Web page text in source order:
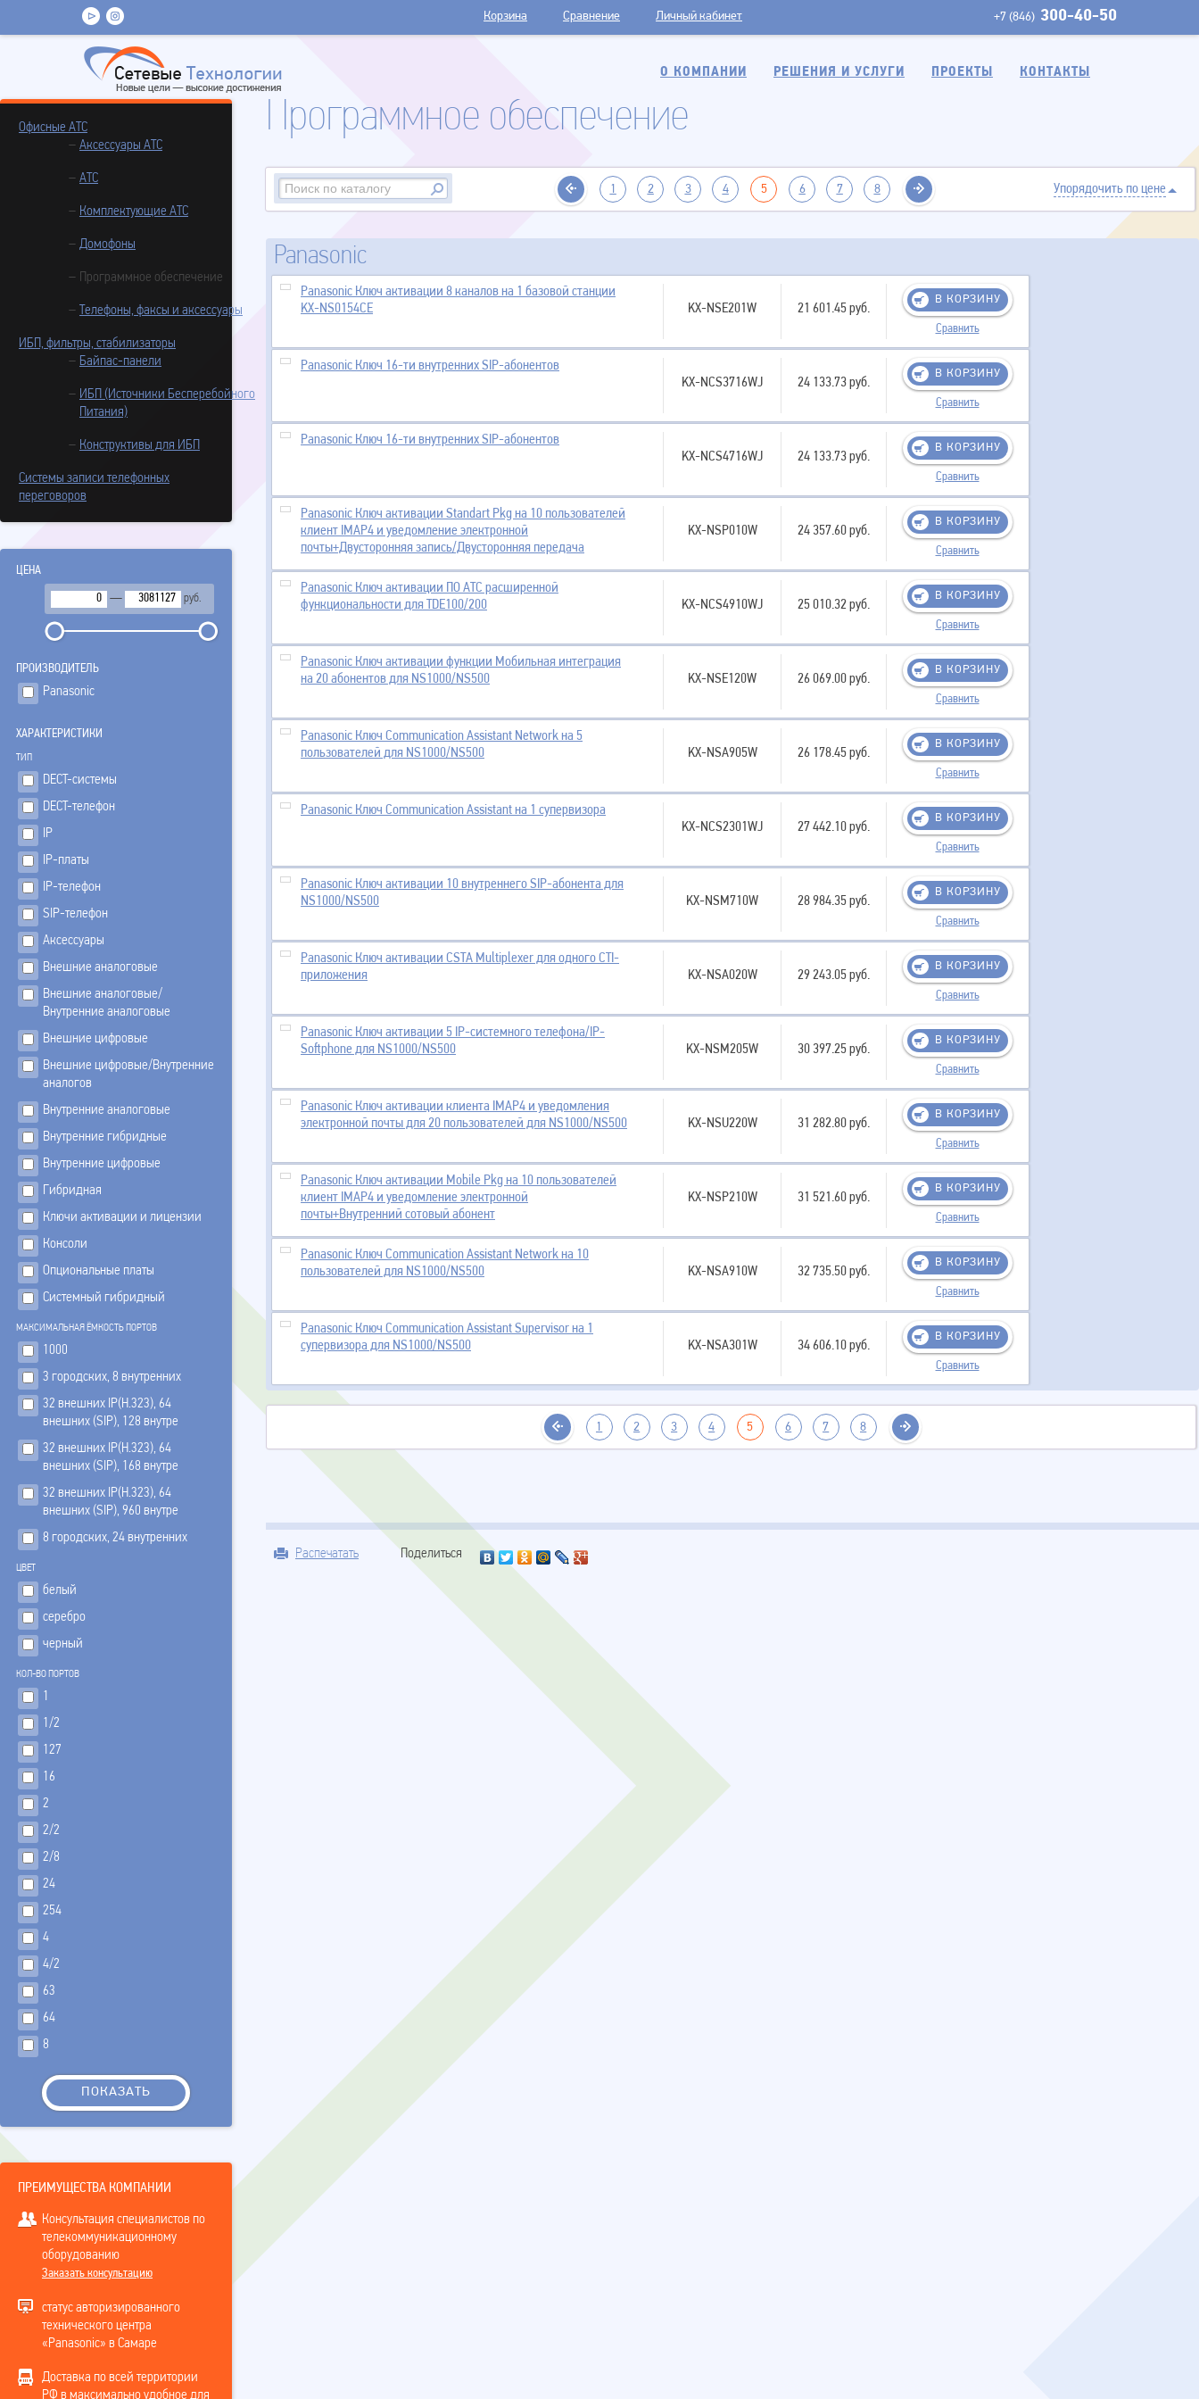
+7 (846) 300-40-50
Корзина Сравнение Личный кабинет
О КОМПАНИИ РЕШЕНИЯ И УСЛУГИ ПРОЕКТЫ КОНТАКТЫ
Офисные АТС
Аксессуары АТС
АТС
Комплектующие АТС
Домофоны
Программное обеспечение
Телефоны, факсы и аксессуары
ИБП, фильтры, стабилизаторы
Байпас-панели
ИБП (Источники Бесперебойного
Питания)
Конструктивы для ИБП
Системы записи телефонных
переговоров
ЦЕНА
— руб.
ПPОИЗВОДИТЕЛЬ
Panasonic
ХАРАКТЕРИСТИКИ
ТИП
DECT-системы
DECT-телефон
IP
IP-платы
IP-телефон
SIP-телефон
Аксессуары
Внешние аналоговые
Внешние аналоговые/
Внутренние аналоговые
Внешние цифровые
Внешние цифровые/Внутренние
аналогов
Внутренние аналоговые
Внутренние гибридные
Внутренние цифровые
Гибридная
Ключи активации и лицензии
Консоли
Опциональные платы
Системный гибридный
МАКСИМАЛЬНАЯ ЁМКОСТЬ ПОРТОВ
1000
3 городских, 8 внутренних
32 внешних IP(Н.323), 64
внешних (SIP), 128 внутре
32 внешних IP(Н.323), 64
внешних (SIP), 168 внутре
32 внешних IP(Н.323), 64
внешних (SIP), 960 внутре
8 городских, 24 внутренних
ЦВЕТ
белый
серебро
черный
КОЛ-ВО ПОРТОВ
1
1/2
127
16
2
2/2
2/8
24
254
4
4/2
63
64
8
ПРЕИМУЩЕСТВА КОМПАНИИ
Консультация специалистов по
телекоммуникационному
оборудованию
Заказать консультацию
статус авторизированного
технического центра
«Panasonic» в Самаре
Доставка по всей территории
РФ в максимально удобное для
Программное обеспечение
Упорядочить по цене
1 2 3 4 5 6 7 8
Panasonic
Panasonic Ключ активации 8 каналов на 1 базовой станции
KX-NS0154CE
KX-NSE201W 21 601.45 руб.
В КОРЗИНУ
Сравнить
Panasonic Ключ 16-ти внутренних SIP-абонентов
KX-NCS3716WJ
24 133.73 руб.
В КОРЗИНУ
Сравнить
Panasonic Ключ 16-ти внутренних SIP-абонентов
KX-NCS4716WJ
24 133.73 руб.
В КОРЗИНУ
Сравнить
Panasonic Ключ активации Standart Pkg на 10 пользователей
клиент IMAP4 и уведомление электронной
почты+Двусторонняя запись/Двусторонняя передача
KX-NSP010W 24 357.60 руб.
В КОРЗИНУ
Сравнить
Panasonic Ключ активации ПО АТС расширенной
функциональности для TDE100/200
KX-NCS4910WJ 25 010.32 руб.
В КОРЗИНУ
Сравнить
Panasonic Ключ активации функции Мобильная интеграция
на 20 абонентов для NS1000/NS500
KX-NSE120W 26 069.00 руб.
В КОРЗИНУ
Сравнить
Panasonic Ключ Communication Assistant Network на 5
пользователей для NS1000/NS500
KX-NSA905W 26 178.45 руб.
В КОРЗИНУ
Сравнить
Panasonic Ключ Communication Assistant на 1 супервизора
KX-NCS2301WJ
27 442.10 руб.
В КОРЗИНУ
Сравнить
Panasonic Ключ активации 10 внутреннего SIP-абонента для
NS1000/NS500
KX-NSM710W 28 984.35 руб.
В КОРЗИНУ
Сравнить
Panasonic Ключ активации CSTA Multiplexer для одного CTI-
приложения
KX-NSA020W 29 243.05 руб.
В КОРЗИНУ
Сравнить
Panasonic Ключ активации 5 IP-системного телефона/IP-
Softphone для NS1000/NS500
KX-NSM205W 30 397.25 руб.
В КОРЗИНУ
Сравнить
Panasonic Ключ активации клиента IMAP4 и уведомления
электронной почты для 20 пользователей для NS1000/NS500
KX-NSU220W 31 282.80 руб.
В КОРЗИНУ
Сравнить
Panasonic Ключ активации Mobile Pkg на 10 пользователей
клиент IMAP4 и уведомление электронной
почты+Внутренний сотовый абонент
KX-NSP210W 31 521.60 руб.
В КОРЗИНУ
Сравнить
Panasonic Ключ Communication Assistant Network на 10
пользователей для NS1000/NS500
KX-NSA910W 32 735.50 руб.
В КОРЗИНУ
Сравнить
Panasonic Ключ Communication Assistant Supervisor на 1
супервизора для NS1000/NS500
KX-NSA301W 34 606.10 руб.
В КОРЗИНУ
Сравнить
1 2 3 4 5 6 7 8
Распечатать Поделиться